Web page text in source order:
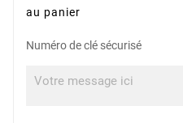
au panier
Numéro de clé sécurisé